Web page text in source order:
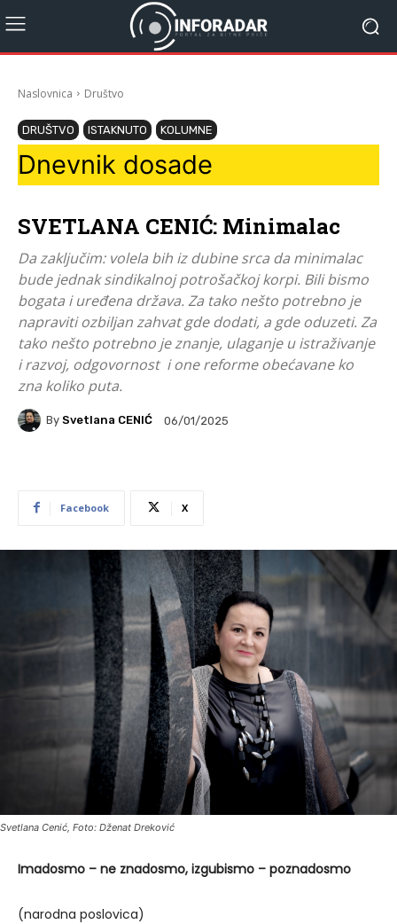
Naslovnica Društvo
DRUŠTVO ISTAKNUTO KOLUMNE
Dnevnik dosade
SVETLANA CENIĆ: Minimalac
Da zaključim: volela bih iz dubine srca da minimalac
bude jednak sindikalnoj potrošačkoj korpi. Bili bismo
bogata i uređena država. Za tako nešto potrebno je
napraviti ozbiljan zahvat gde dodati, a gde oduzeti. Za
tako nešto potrebno je znanje, ulaganje u istraživanje
i razvoj, odgovornost i one reforme obećavane ko
zna koliko puta.
By Svetlana CENIĆ 06/01/2025
Facebook X
Svetlana Cenić, Foto: Dženat Dreković
Imadosmo – ne znadosmo, izgubismo – poznadosmo
(narodna poslovica)